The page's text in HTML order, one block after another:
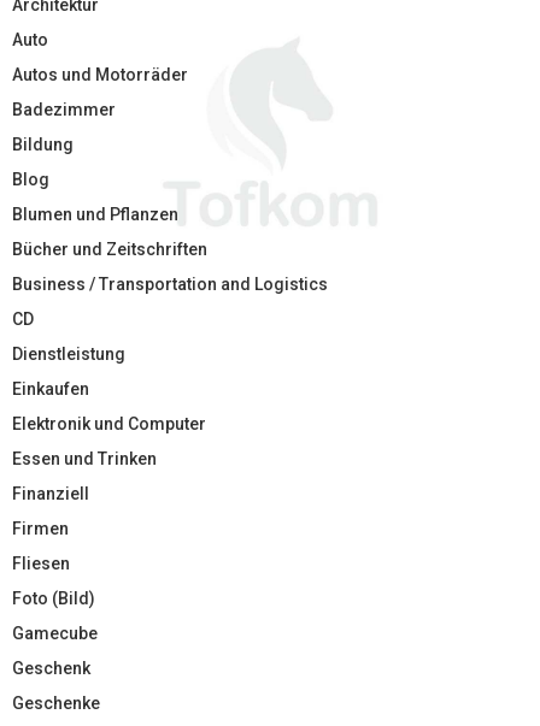
Architektur
Auto
Autos und Motorräder
Badezimmer
Bildung
Blog
Blumen und Pflanzen
Bücher und Zeitschriften
Business / Transportation and Logistics
CD
Dienstleistung
Einkaufen
Elektronik und Computer
Essen und Trinken
Finanziell
Firmen
Fliesen
Foto (Bild)
Gamecube
Geschenk
Geschenke